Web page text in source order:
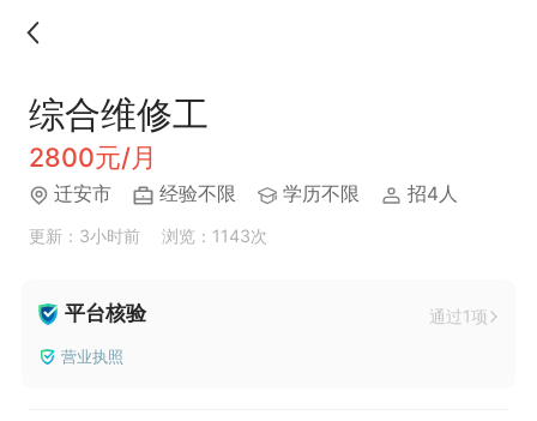
综合维修工
2800元/月
迁安市 经验不限 学历不限 招4人
更新：3小时前 浏览：1143次
平台核验 通过1项
营业执照